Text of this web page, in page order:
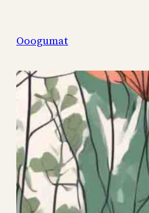
содержимому
Ooogumat